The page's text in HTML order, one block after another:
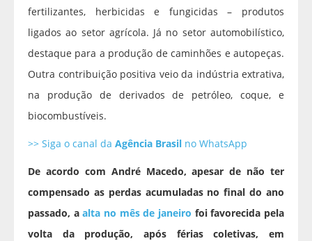
fertilizantes, herbicidas e fungicidas – produtos
ligados ao setor agrícola. Já no setor automobilístico,
destaque para a produção de caminhões e autopeças.
Outra contribuição positiva veio da indústria extrativa,
na produção de derivados de petróleo, coque, e
biocombustíveis.
>> Siga o canal da Agência Brasil no WhatsApp
De acordo com André Macedo, apesar de não ter
compensado as perdas acumuladas no final do ano
passado, aalta no mês de janeiro foi favorecida pela
volta da produção, após férias coletivas, em